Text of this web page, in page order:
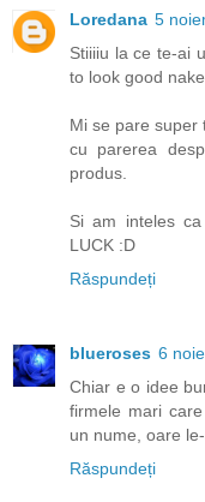
Loredana 5
Stiiiiu la ce te-ai
to look good
Mi se pare super
cu parerea
produs.
Si am inteles
LUCK :D
Răspundeți
blueroses 6
Chiar e o idee
firmele mari
un nume, oare
Răspundeți